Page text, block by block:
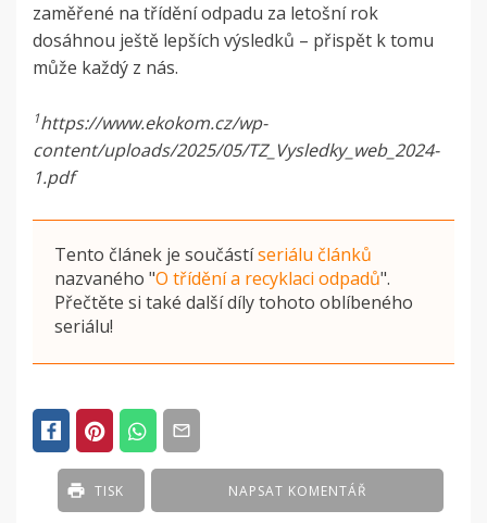
zaměřené na třídění odpadu za letošní rok
dosáhnou ještě lepších výsledků – přispět k tomu
může každý z nás.
1https://www.ekokom.cz/wp-
content/uploads/2025/05/TZ_Vysledky_web_2024-
1.pdf
Tento článek je součástíseriálu článků
nazvaného "O třídění a recyklaci odpadů".
Přečtěte si také další díly tohoto oblíbeného
seriálu!
IN
ČLÁNKY
NAPSAT KOMENTÁŘ
TISK